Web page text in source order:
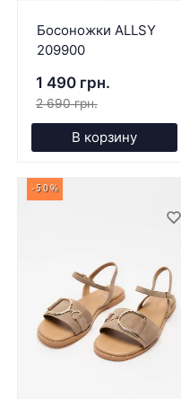
Босоножки ALLSY
209900
1 490 грн.
2 690 грн.
В корзину
-50%